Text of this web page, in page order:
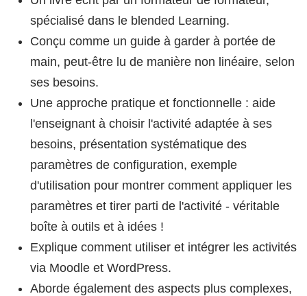
spécialisé dans le blended Learning.
Conçu comme un guide à garder à portée de
main, peut-être lu de manière non linéaire, selon
ses besoins.
Une approche pratique et fonctionnelle : aide
l'enseignant à choisir l'activité adaptée à ses
besoins, présentation systématique des
paramètres de configuration, exemple
d'utilisation pour montrer comment appliquer les
paramètres et tirer parti de l'activité - véritable
boîte à outils et à idées !
Explique comment utiliser et intégrer les activités
via Moodle et WordPress.
Aborde également des aspects plus complexes,